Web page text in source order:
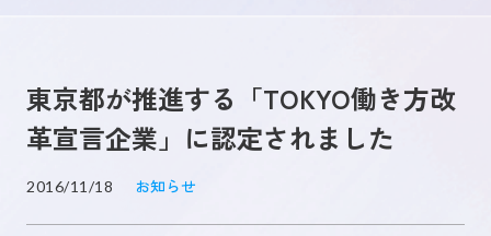
CSR / ダイバーシティ
採用情報
ブログ
東京都が推進する「TOKYO働き方改
革宣言企業」に認定されました
2016/11/18 お知らせ